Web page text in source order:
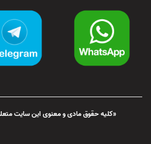
«کلیه حقوق مادی و معنوی این سایت متعلق به "مستر میکرو"می باشد»